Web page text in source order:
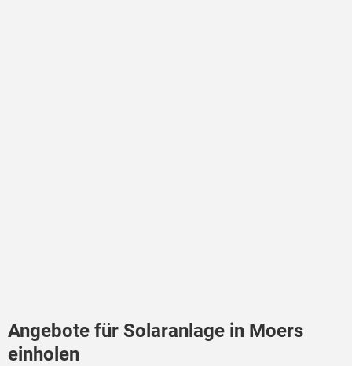
Angebote für Solaranlage in Moers
einholen